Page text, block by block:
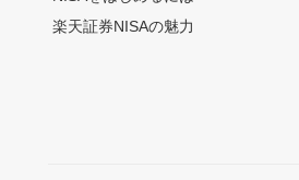
楽天証券NISAの魅力